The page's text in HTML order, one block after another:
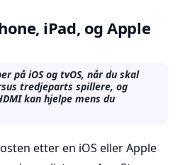
iPad, og Apple
på iOS og tvOS, når du skal
tredjeparts spillere, og
kan hjelpe mens du
etter en iOS eller Apple